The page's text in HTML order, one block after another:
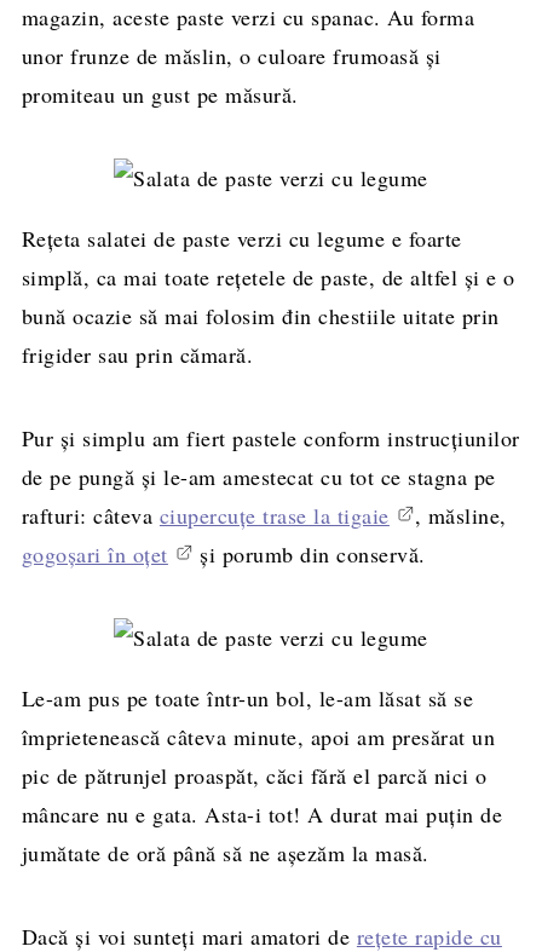
magazin, aceste paste verzi cu spanac. Au forma
unor frunze de măslin, o culoare frumoasă și
promiteau un gust pe măsură.
Rețeta salatei de paste verzi cu legume e foarte
simplă, ca mai toate rețetele de paste, de altfel și e o
bună ocazie să mai folosim đin chestiile uitate prin
frigider sau prin cămară.
Pur și simplu am fiert pastele conform instrucțiunilor
de pe pungă și le-am amestecat cu tot ce stagna pe
rafturi: câteva ciupercuțe trase la tigaie
, măsline,
gogoșari în oțet
și porumb din conservă.
Le-am pus pe toate într-un bol, le-am lăsat să se
împrietenească câteva minute, apoi am presărat un
pic de pătrunjel proaspăt, căci fără el parcă nici o
mâncare nu e gata. Asta-i tot! A durat mai puțin de
jumătate de oră până să ne așezăm la masă.
Dacă și voi sunteți mari amatori de rețete rapide cu